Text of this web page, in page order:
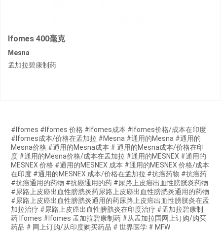
Ifomes 400毫克
Mesna
孟加拉碧康制药
#Ifomes #Ifomes 价格 #Ifomes成本 #Ifomes价格/成本在印度
#Ifomes成本/价格在孟加拉 #Mesna #通用的Mesna #通用的
Mesna价格 #通用的Mesna成本 # 通用的Mesna成本/价格在印
度 #通用的Mesna价格/成本在孟加拉 #通用的MESNEX #通用的
MESNEX 价格 #通用的MESNEX 成本 #通用的MESNEX 价格/成本
在印度 #通用的MESNEX 成本/价格在孟加拉 #抗癌药物 #抗癌药
#抗癌通用的药物 #抗癌通用的药 #尿路上皮癌出血性膀胱炎药物
#尿路上皮癌出血性膀胱炎药尿路上皮癌出血性膀胱炎通用的药物
#尿路上皮癌出血性膀胱炎通用的药尿路上皮癌出血性膀胱炎在孟
加拉治疗 #尿路上皮癌出血性膀胱炎在印度治疗 #孟加拉碧康制
药 Ifomes #Ifomes 孟加拉碧康制药 #从孟加拉国网上订购/购买
药品 # 网上订购/从印度购买药品 # 世界医学 # MFW